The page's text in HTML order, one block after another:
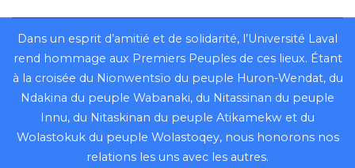
Dans un esprit d’amitié et de solidarité, l’Université Laval
rend hommage aux Premiers Peuples de ces lieux. Étant
à la croisée du Nionwentsïo du peuple Huron-Wendat, du
Ndakina du peuple Wabanaki, du Nitassinan du peuple
Innu, du Nitaskinan du peuple Atikamekw et du
Wolastokuk du peuple Wolastoqey, nous honorons nos
relations les uns avec les autres.